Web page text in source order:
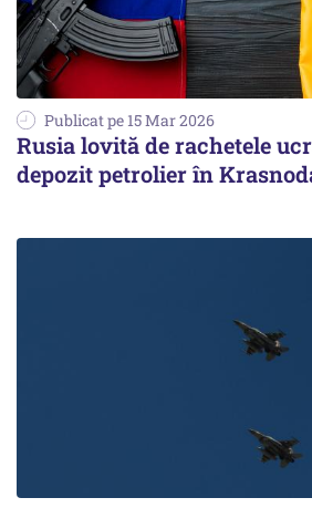
Publicat pe 15 Mar 2026
Rusia lovită de rachetele
depozit petrolier în